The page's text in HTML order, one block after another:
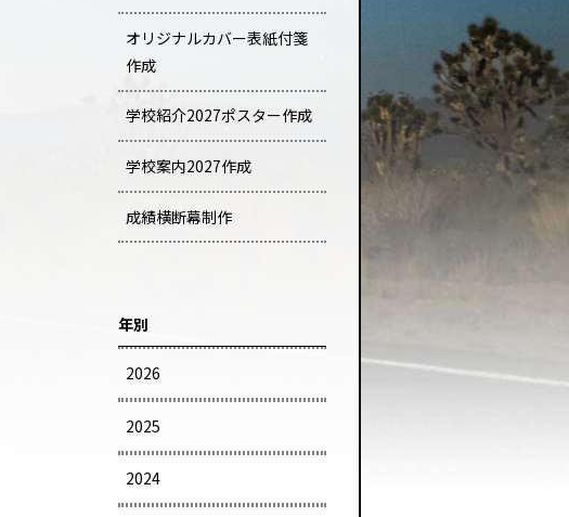
オリジナルカバー表紙付箋
作成
学校紹介2027ポスター作成
学校案内2027作成
成績横断幕制作
年別
2026
2025
2024